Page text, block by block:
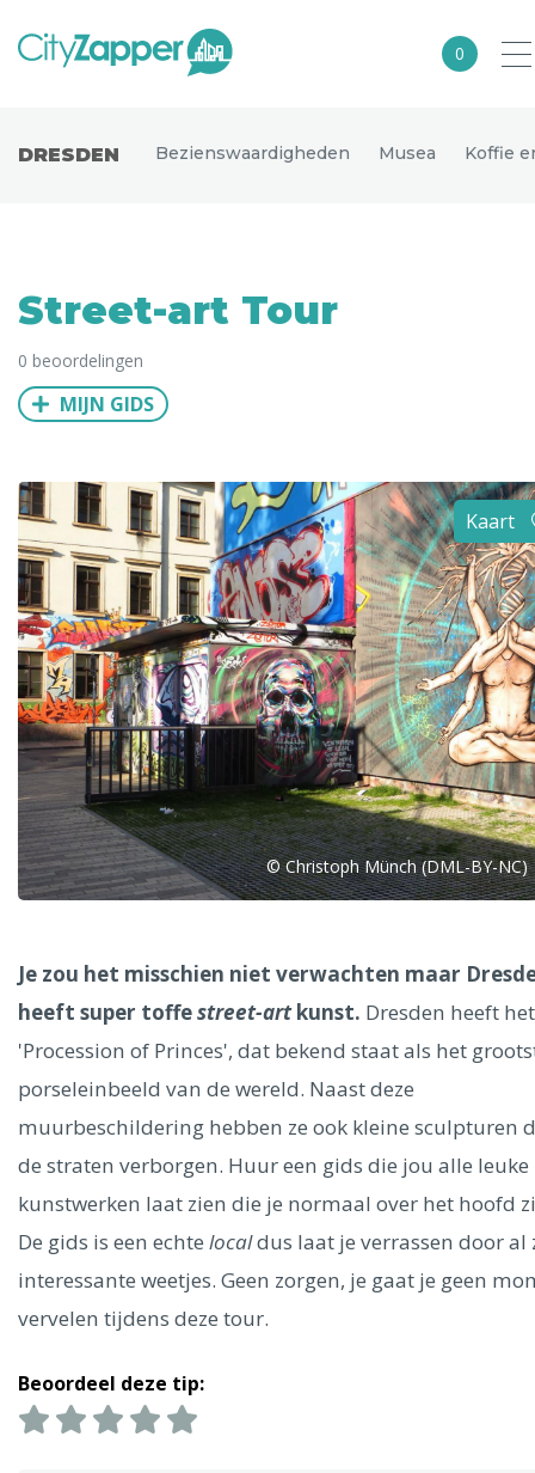
0
Europa
Noord-Amerika
Azië
Uitgelichte bestemmingen
Alle steden
Phoenix
Dresden
Mechelen Venetië
Dublin
Hong Kong München Wenen Budapest
Madrid
Vancouver
Alles bekijken
DRESDEN Bezienswaardigheden Musea Koffie
Street-art Tour
0 beoordelingen
MIJN GIDS
Kaart
© Christoph Münch (DML-BY-NC)
Je zou het misschien niet verwachten maar
heeft super toffestreet-artkunst. Dresden heeft het
'Procession of Princes', dat bekend staat als het
porseleinbeeld van de wereld. Naast deze
muurbeschildering hebben ze ook kleine sculpturen
de straten verborgen. Huur een gids die jou alle leuke
kunstwerken laat zien die je normaal over het hoofd
De gids is een echte localdus laat je verrassen door al
interessante weetjes. Geen zorgen, je gaat je geen
vervelen tijdens deze tour.
Beoordeel deze tip: